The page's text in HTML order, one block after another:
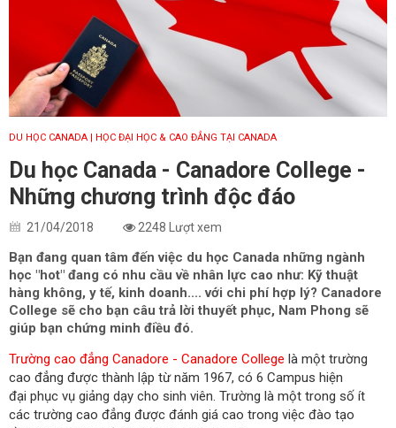
DU HỌC CANADA | HỌC ĐẠI HỌC & CAO ĐẲNG TẠI CANADA
Du học Canada - Canadore College -
Những chương trình độc đáo
21/04/2018 2248 Lượt xem
Bạn đang quan tâm đến việc du học Canada những ngành
học "hot" đang có nhu cầu về nhân lực cao như: Kỹ thuật
hàng không, y tế, kinh doanh.... với chi phí hợp lý? Canadore
College sẽ cho bạn câu trả lời thuyết phục, Nam Phong sẽ
giúp bạn chứng minh điều đó.
Trường cao đẳng Canadore - Canadore College là một trường
cao đẳng được thành lập từ năm 1967, có 6 Campus hiện
đại phục vụ giảng dạy cho sinh viên. Trường là một trong số ít
các trường cao đẳng được đánh giá cao trong việc đào tạo